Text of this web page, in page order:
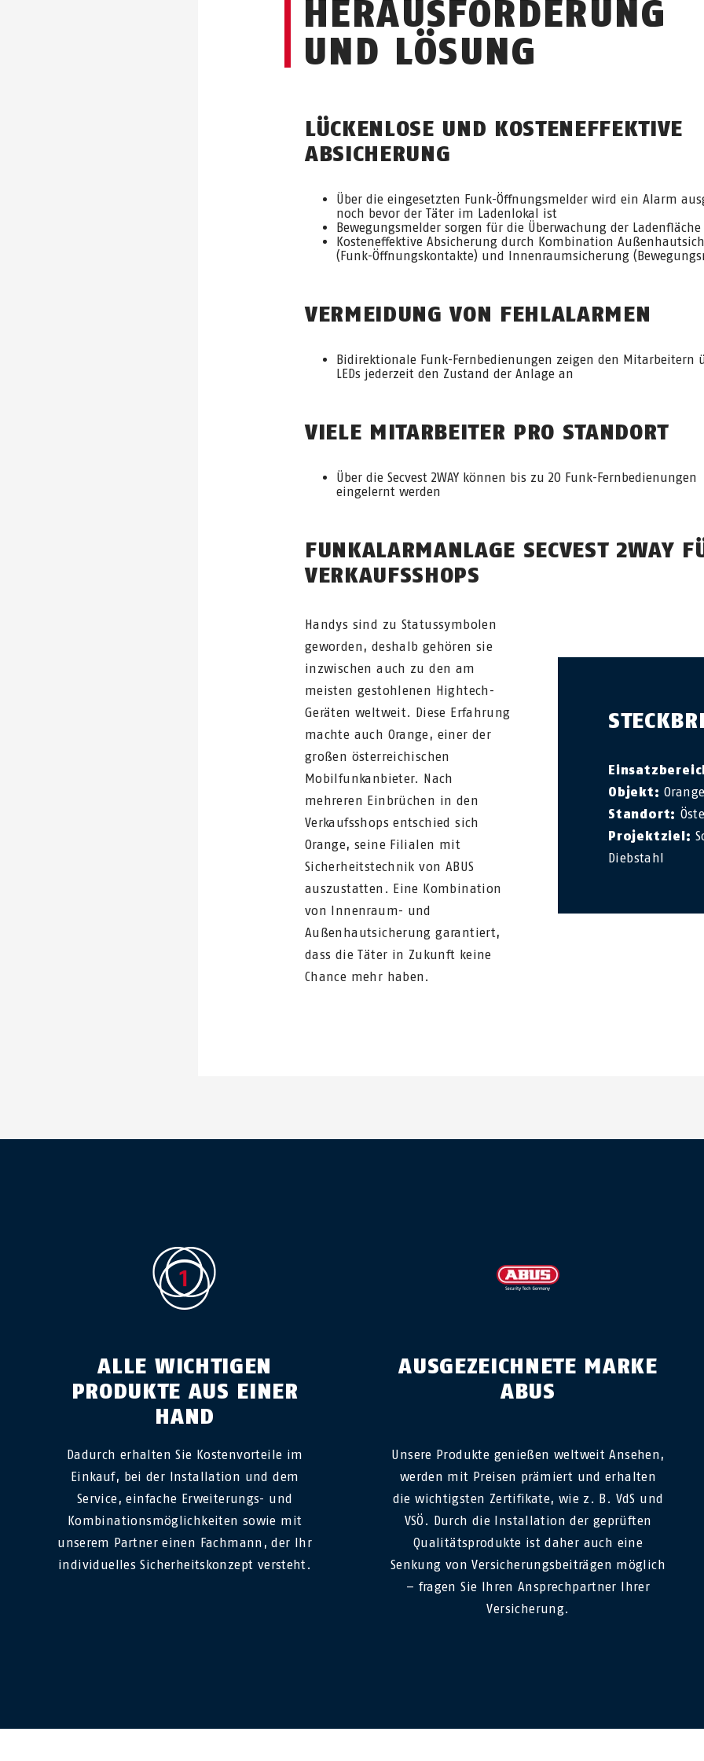
HERAUSFORDERUNG
UND LÖSUNG
LÜCKENLOSE UND KOSTENEFFEKTIVE
ABSICHERUNG
Über die eingesetzten Funk-Öffnungsmelder wird ein Alarm
noch bevor der Täter im Ladenlokal ist
Bewegungsmelder sorgen für die Überwachung der Ladenfläche
Kosteneffektive Absicherung durch Kombination
(Funk-Öffnungskontakte) und Innenraumsicherung
VERMEIDUNG VON FEHLALARMEN
Bidirektionale Funk-Fernbedienungen zeigen den Mitarbeitern
LEDs jederzeit den Zustand der Anlage an
VIELE MITARBEITER PRO STANDORT
Über die Secvest 2WAY können bis zu 20 Funk-Fernbedienungen
eingelernt werden
FUNKALARMANLAGE SECVEST 2WAY
VERKAUFSSHOPS
Objekt:
Standort:
Projektziel:
Diebstahl
Handys sind zu Statussymbolen
geworden, deshalb gehören sie
inzwischen auch zu den am
meisten gestohlenen Hightech-
Geräten weltweit. Diese Erfahrung
machte auch Orange, einer der
großen österreichischen
Mobilfunkanbieter. Nach
mehreren Einbrüchen in den
Verkaufsshops entschied sich
Orange, seine Filialen mit
Sicherheitstechnik von ABUS
auszustatten. Eine Kombination
von Innenraum- und
Außenhautsicherung garantiert,
dass die Täter in Zukunft keine
Chance mehr haben.
ALLE WICHTIGEN
PRODUKTE AUS EINER
HAND
Dadurch erhalten Sie Kostenvorteile im
Einkauf, bei der Installation und dem
Service, einfache Erweiterungs- und
Kombinationsmöglichkeiten sowie mit
unserem Partner einen Fachmann, der Ihr
individuelles Sicherheitskonzept versteht.
AUSGEZEICHNETE MARKE
ABUS
Unsere Produkte genießen weltweit Ansehen,
werden mit Preisen prämiert und erhalten
die wichtigsten Zertifikate, wie z. B. VdS und
VSÖ. Durch die Installation der geprüften
Qualitätsprodukte ist daher auch eine
Senkung von Versicherungsbeiträgen möglich
– fragen Sie Ihren Ansprechpartner Ihrer
Versicherung.